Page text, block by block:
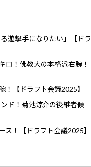
遊撃手になりたい」【ドラ
ロ！佛教大の本格派右腕！
！【ドラフト会議2025】
ド！菊池涼介の後継者候
ス！【ドラフト会議2025】